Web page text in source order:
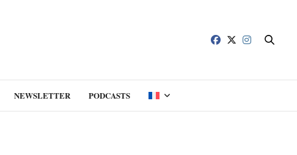
NEWSLETTER PODCASTS